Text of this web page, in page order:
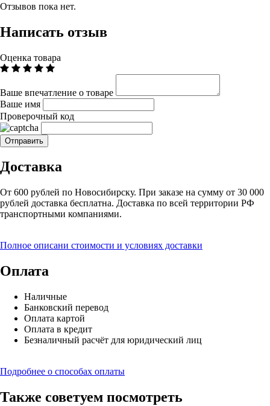
Отзывов пока нет.
Написать отзыв
Оценка товара
Ваше впечатление о товаре
Ваше имя
Проверочный код
Доставка
От 600 рублей по Новосибирску. При заказе на сумму от 30 000
рублей доставка бесплатна. Доставка по всей территории РФ
транспортными компаниями.
Полное описани стоимости и условиях доставки
Оплата
Наличные
Банковский перевод
Оплата картой
Оплата в кредит
Безналичный расчёт для юридический лиц
Подробнее о способах оплаты
Также советуем посмотреть